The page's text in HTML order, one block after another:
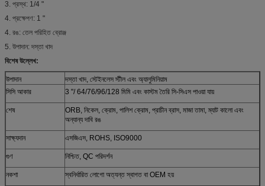
3. প্রস্থ: 1/4 "
4. প্রক্ষেপণ: 1 "
4. রঙ: তেল পরিহিত ব্রোঞ্জ
5. উপাদান: দস্তা খাদ
বিশেষ উল্লেখ:
উপাদান
দস্তা খাদ, স্টেইনলেস স্টীল এবং অ্যালুমিনিয়াম
সিসি আকার
3 "/ 64/76/96/128 মিমি এবং কাস্টম তৈরি সি-সিএস পাওয়া যায়
শেষ
ORB, নিকেল, ক্রোম, পালিশ ক্রোম, প্রাচীন ব্রাস, মাজা তামা, ম্যাট কালো এবং
অন্যান্য দাবি রঙ
সাক্ষ্যদান এসজিএস, ROHS, ISO9000
গুণ নিশ্চিত, QC পরিদর্শন
নকশা স্বনির্ধারিত লোগো অত্যন্ত স্বাগত বা OEM হয়